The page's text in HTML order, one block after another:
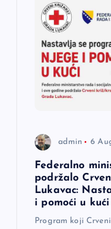
admin 6
Federalno
podržalo
Lukavac:
i pomoći u kući
Program koji